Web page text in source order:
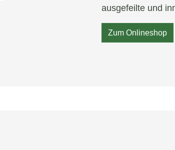
ausgefeilte und
Zum Onlineshop